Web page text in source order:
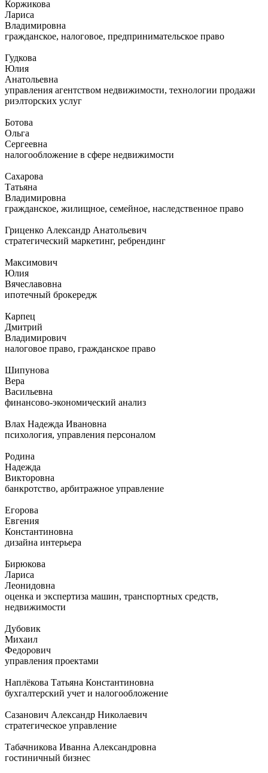
Коржикова
Лариса
Владимировна
гражданское, налоговое, предпринимательское право
Гудкова
Юлия
Анатольевна
управления агентством недвижимости, технологии продажи
риэлторских услуг
Ботова
Ольга
Сергеевна
налогообложение в сфере недвижимости
Сахарова
Татьяна
Владимировна
гражданское, жилищное, семейное, наследственное право
Гриценко Александр Анатольевич
стратегический маркетинг, ребрендинг
Максимович
Юлия
Вячеславовна
ипотечный брокередж
Карпец
Дмитрий
Владимирович
налоговое право, гражданское право
Шипунова
Вера
Васильевна
финансово-экономический анализ
Влах Надежда Ивановна
психология, управления персоналом
Родина
Надежда
Викторовна
банкротство, арбитражное управление
Егорова
Евгения
Константиновна
дизайна интерьера
Бирюкова
Лариса
Леонидовна
оценка и экспертиза машин, транспортных средств,
недвижимости
Дубовик
Михаил
Федорович
управления проектами
Наплёкова Татьяна Константиновна
бухгалтерский учет и налогообложение
Сазанович Александр Николаевич
стратегическое управление
Табачникова Иванна Александровна
гостиничный бизнес